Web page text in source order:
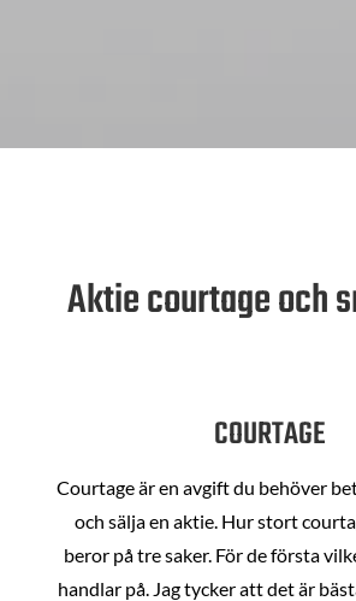
Aktie courtage och
COURTAGE
Courtage är en avgift du behöver
och sälja en aktie. Hur stort
beror på tre saker. För de första
handlar på. Jag tycker att det är